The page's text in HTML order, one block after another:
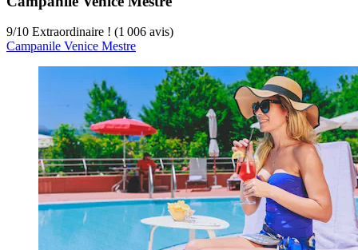
9/10 Extraordinaire ! (1 006 avis)
Campanile Venice Mestre